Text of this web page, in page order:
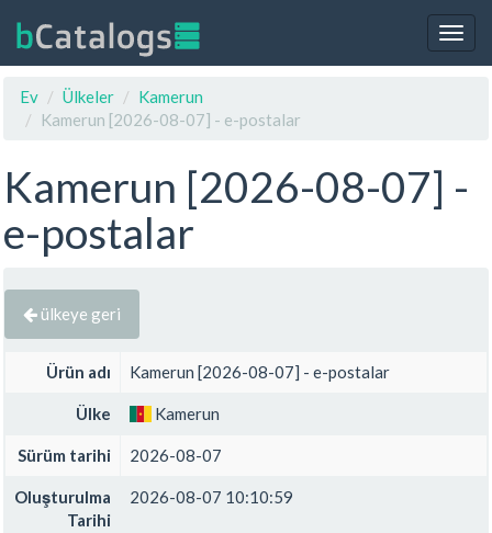
Ev
Ülkeler
Kamerun
Kamerun [2026-08-07] - e-postalar
Kamerun [2026-08-07] -
e-postalar
ülkeye geri
Ürün adı Kamerun [2026-08-07] - e-postalar
Ülke Kamerun
Sürüm tarihi 2026-08-07
Oluşturulma
Tarihi
2026-08-07 10:10:59